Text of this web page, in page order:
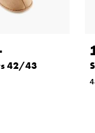
42/43